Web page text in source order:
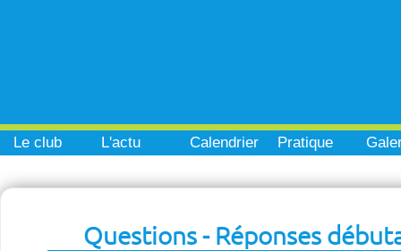
Le club L'actu Calendrier Pratique
Questions - Réponses